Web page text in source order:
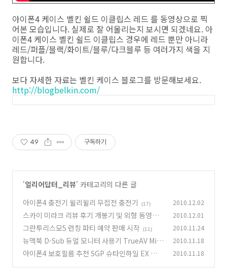
아이폰4 케이스 벨킨 쉴드 이클립스 레드 를 동영상으로 찍
어본 모습입니다. 실제로 잘 어울리는지 보시면 되겠네요. 아
이폰4 케이스 벨킨 쉴드 이클립스 경우에 레드 뿐만 아니라
레드/퍼플/블랙/화이트/블루/다크블루 등 여러가지 색을 지
원합니다.
보다 자세한 자료는 벨킨 케이스 블로그를 방문해보세요.
http://blogbelkin.com/
49 구독하기
'얼리어답터_리뷰' 카테고리의 다른 글
아이폰4 충전기 윌리윌리 무접전 충전기
(17) 2010.12.02
스카이 미라크 리뷰 후기 개봉기 및 외형 동영상
(9)
2010.12.01
그란투리스모5 런칭 파티 예약 판매 시작 (11) 2010.11.24
뉴맥북 D-Sub 듀얼 모니터 사용기 TrueAV Mini
DisplayPort to VGA Adapter
(16)
2010.11.18
아이폰4 보호필름 추천 SGP 슈타인하일 EX 울트
2010.11.18